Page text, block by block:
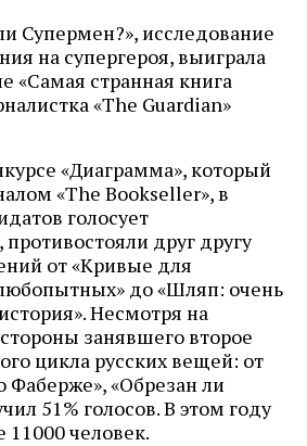
Супермен?», исследование
на супергероя, выиграла
«Самая странная книга
«The Guardian»
«Диаграмма», который
«The Bookseller», в
голосует
друг другу
от «Кривые для
до «Шляп: очень
Несмотря на
занявшего второе
цикла русских вещей: от
«Обрезан ли
51% голосов. В этом году
11000 человек.